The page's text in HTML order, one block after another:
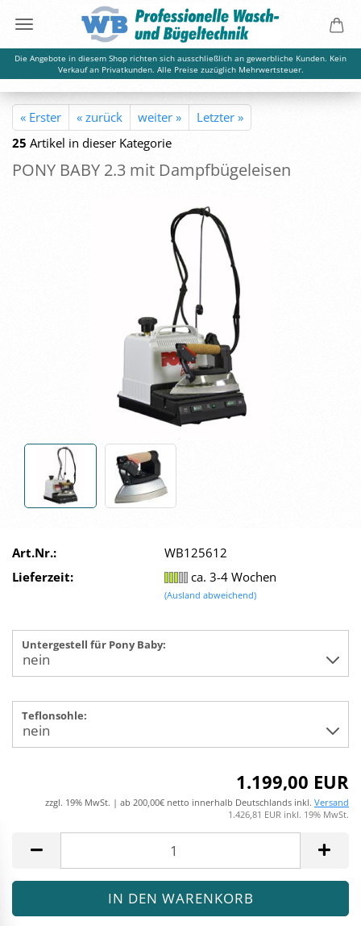
Die Angebote in diesem Shop richten sich ausschließlich an gewerbliche Kunden. Kein
Verkauf an Privatkunden. Alle Preise zuzüglich Mehrwertsteuer.
« Erster « zurück weiter »
Letzter »
25 Artikel in dieser Kategorie
PONY BABY 2.3 mit Dampf­bü­gel­eisen
Art.Nr.:
WB125612
Lieferzeit:
ca. 3-4 Wochen
(Ausland abweichend)
Untergestell für Pony Baby:
Teflonsohle:
1.199,00 EUR
zzgl. 19% MwSt. | ab 200,00€ netto innerhalb Deutschlands inkl. Versand
1.426,81 EUR inkl. 19% MwSt.